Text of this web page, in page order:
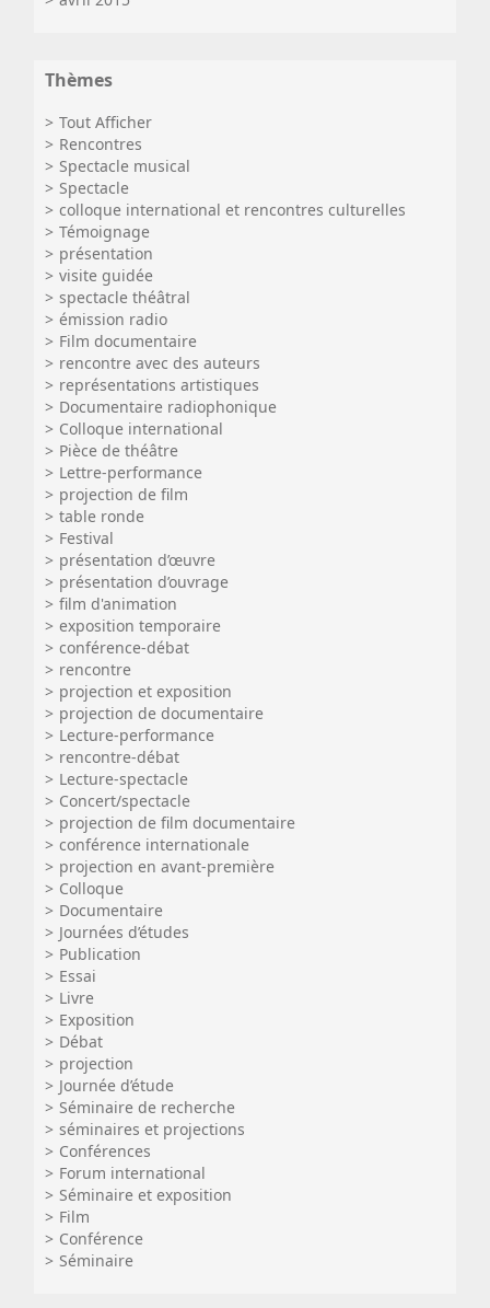
Thèmes
Tout Afficher
Rencontres
Spectacle musical
Spectacle
colloque international et rencontres culturelles
Témoignage
présentation
visite guidée
spectacle théâtral
émission radio
Film documentaire
rencontre avec des auteurs
représentations artistiques
Documentaire radiophonique
Colloque international
Pièce de théâtre
Lettre-performance
projection de film
table ronde
Festival
présentation d’œuvre
présentation d’ouvrage
film d'animation
exposition temporaire
conférence-débat
rencontre
projection et exposition
projection de documentaire
Lecture-performance
rencontre-débat
Lecture-spectacle
Concert/spectacle
projection de film documentaire
conférence internationale
projection en avant-première
Colloque
Documentaire
Journées d’études
Publication
Essai
Livre
Exposition
Débat
projection
Journée d’étude
Séminaire de recherche
séminaires et projections
Conférences
Forum international
Séminaire et exposition
Film
Conférence
Séminaire